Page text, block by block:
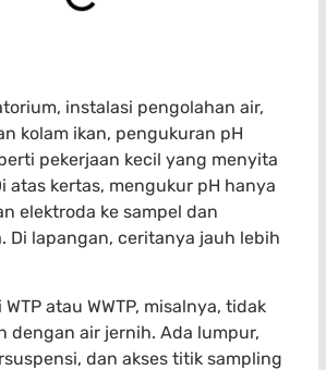
instalasi pengolahan air,
kolam ikan, pengukuran pH
pekerjaan kecil yang menyita
atas kertas, mengukur pH hanya
elektroda ke sampel dan
Di lapangan, ceritanya jauh lebih
atau WWTP, misalnya, tidak
dengan air jernih. Ada lumpur,
dan akses titik sampling